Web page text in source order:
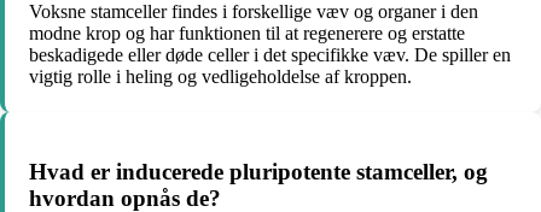
Voksne stamceller findes i forskellige væv og organer i den
modne krop og har funktionen til at regenerere og erstatte
beskadigede eller døde celler i det specifikke væv. De spiller en
vigtig rolle i heling og vedligeholdelse af kroppen.
Hvad er inducerede pluripotente stamceller, og
hvordan opnås de?